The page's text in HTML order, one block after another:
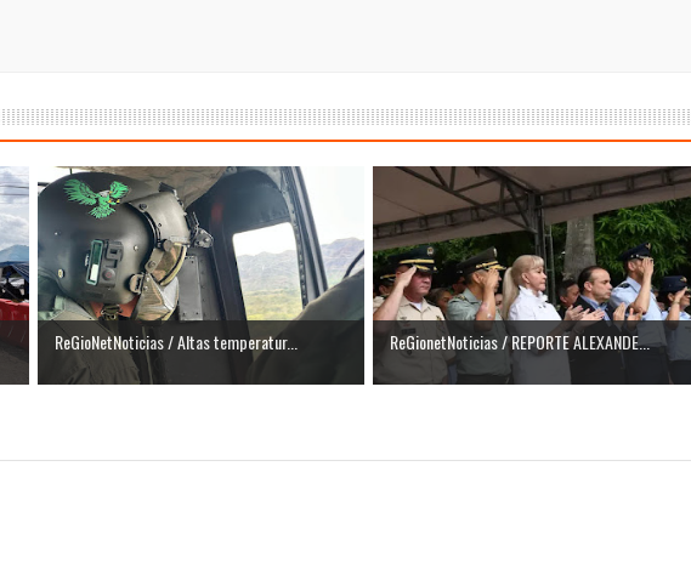
ReGioNetNoticias / Altas temperatur... ReGionetNoticias / REPORTE ALEXANDE...